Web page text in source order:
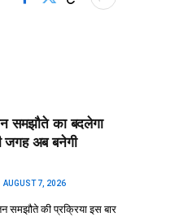
समझौते का बदलेगा
जगह अब बनेगी
AUGUST 7, 2026
समझौते की प्रक्रिया इस बार